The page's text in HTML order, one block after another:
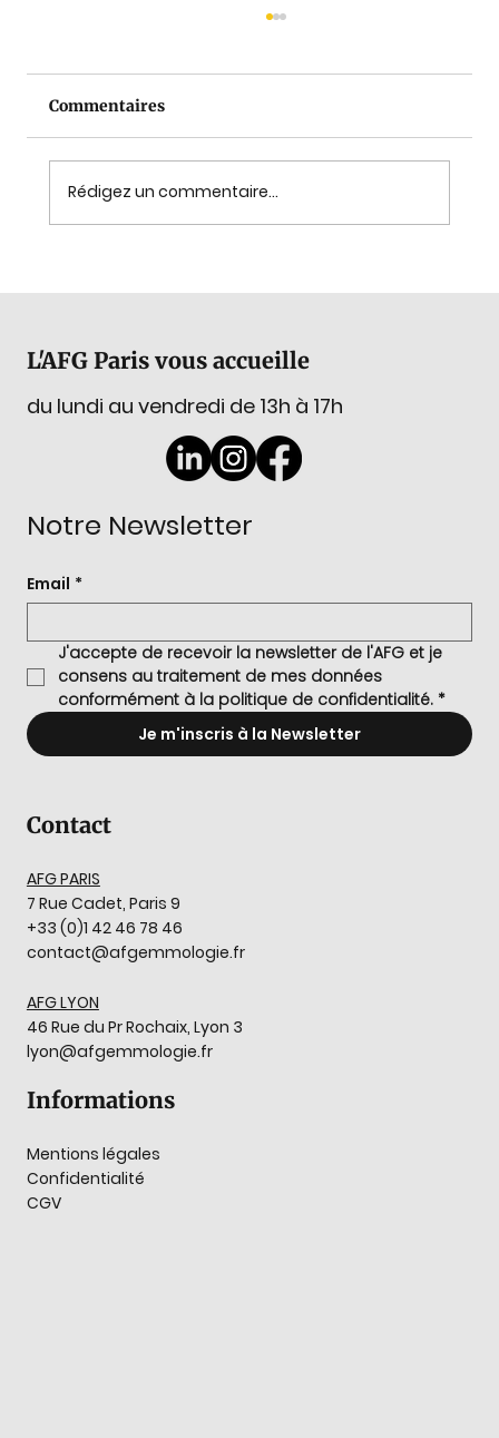
splendeur de Dresde au grenat de
Commentaires
Rédigez un commentaire...
L'AFG Paris vous accueille
du lundi au vendredi de 13h à 17h
Notre Newsletter
Email *
J'accepte de recevoir la newsletter de l'AFG et je
consens au traitement de mes données
conformément à la politique de confidentialité. *
Je m'inscris à la Newsletter
Informations
Mentions légales
Confidentialité
CGV
Contact
AFG PARIS
7 Rue Cadet, Paris 9
+33 (0)1 42 46 78 46
contact@afgemmologie.fr
AFG LYON
46 Rue du Pr Rochaix, Lyon 3
lyon@afgemmologie.fr